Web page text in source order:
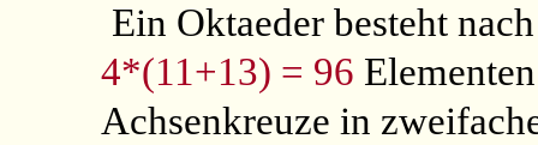
Ein Oktaeder besteht
4*(11+13) = 96
Achsenkreuze in